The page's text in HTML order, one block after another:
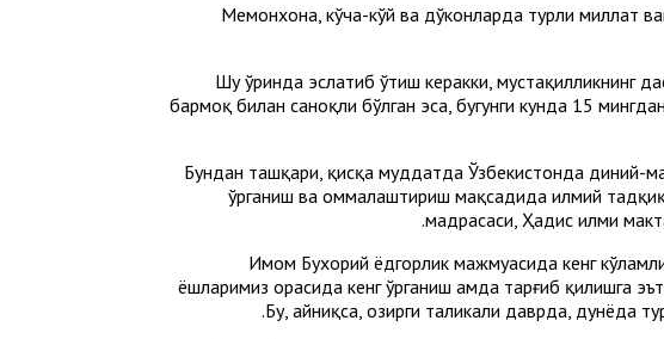
Меҳмонхона, кўча-кўй ва дўконларда турли миллат
Шу ўринда эслатиб ўтиш керакки, мустақилликнинг
бармоқ билан саноқли бўлган эса, бугунги кунда 15
Бундан ташқари, қисқа муддатда Ўзбекистонда диний-
ўрганиш ва оммалаштириш мақсадида илмий
мадрасаси, Ҳадис илми
Имом Бухорий ёдгорлик мажмуасида кенг
ёшларимиз орасида кенг ўрганиш ҳамда тарғиб қилишга
Бу, айниқса, ҳозирги таҳликали даврда, дунёда